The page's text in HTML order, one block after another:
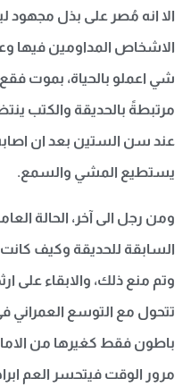
الا انه مُصر على بذل مجهود
الاشخاص المداومين فيها
شي اعملو بالحياة، بموت
مرتبطةً بالحديقة والكتب
عند سن الستين بعد ان
يستطيع المشي والسمع.
ومن رجل الى آخر، الحالة
السابقة للحديقة وكيف
وتم منع ذلك، والابقاء على
تتحول مع التوسع العمراني
باطون فقط كغيرها من
مرور الوقت فيتحسر العم